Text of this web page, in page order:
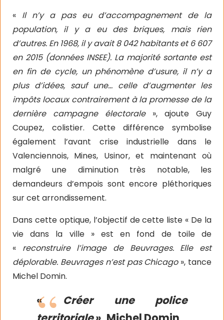
« Il n’y a pas eu d’accompagnement de la
population, il y a eu des briques, mais rien
d’autres. En 1968, il y avait 8 042 habitants et 6 607
en 2015 (données INSEE). La majorité sortante est
en fin de cycle, un phénomène d’usure, il n’y a
plus d’idées, sauf une… celle d’augmenter les
impôts locaux contrairement à la promesse de la
dernière campagne électorale», ajoute Guy
Coupez, colistier. Cette différence symbolise
également l’avant crise industrielle dans le
Valenciennois, Mines, Usinor, et maintenant où
malgré une diminution très notable, les
demandeurs d’empois sont encore pléthoriques
sur cet arrondissement.
Dans cette optique, l’objectif de cette liste « De la
vie dans la ville » est en fond de toile de
« reconstruire l’image de Beuvrages. Elle est
déplorable. Beuvrages n’est pas Chicago », tance
Michel Domin.
« Créer une police